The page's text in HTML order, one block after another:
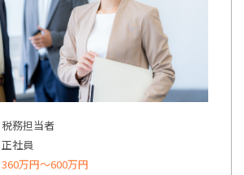
１２：３０～１３：３０
昼ご飯休憩
※休憩時間は好きな時間にとれます。
１３：３０～１７：００
お客様先に訪問して実績報告
会計ソフト入力作業
調べ物、研修視聴
明日の準備
日報入力
税務担当者
正社員
360万円〜600万円